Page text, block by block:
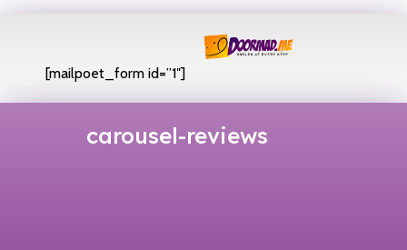
[mailpoet_form id=”1″]
carousel-reviews